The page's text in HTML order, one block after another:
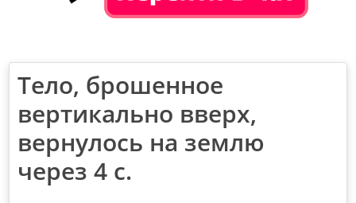
Тело, брошенное
вертикально вверх,
вернулось на землю
через 4 с.